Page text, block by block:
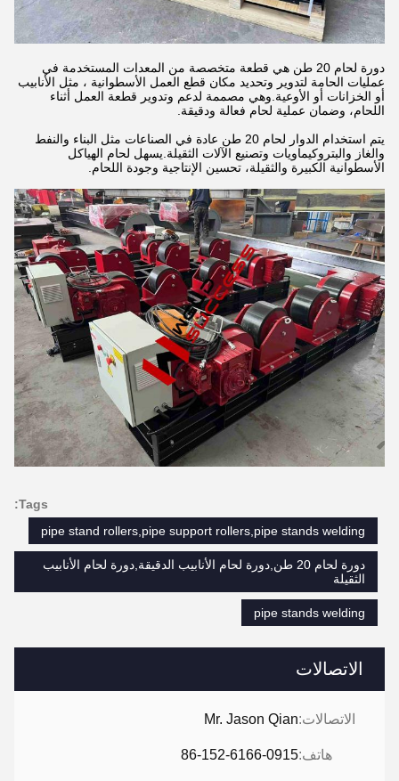
الاتصالات
الاتصالات:Mr. Jason Qian
هاتف:86-152-6166-0915
دورة لحام 20 طن هي قطعة متخصصة من المعدات المستخدمة في
عمليات الحامة لتدوير وتحديد مكان قطع العمل الأسطوانية ، مثل الأنابيب
أو الخزانات أو الأوعية.وهي مصممة لدعم وتدوير قطعة العمل أثناء
اللحام، وضمان عملية لحام فعالة ودقيقة.
يتم استخدام الدوار لحام 20 طن عادة في الصناعات مثل البناء والنفط
والغاز والبتروكيماويات وتصنيع الآلات الثقيلة.يسهل لحام الهياكل
الأسطوانية الكبيرة والثقيلة، تحسين الإنتاجية وجودة اللحام.
Tags:
pipe stand rollers,pipe support rollers,pipe stands welding
دورة لحام 20 طن,دورة لحام الأنابيب الدقيقة,دورة لحام الأنابيب
الثقيلة
pipe stands welding